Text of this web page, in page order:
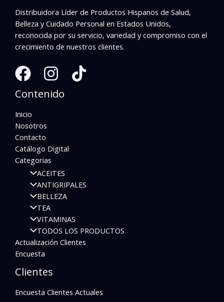
Distribuidora Líder de Productos Hispanos de Salud,
Belleza y Cuidado Personal en Estados Unidos,
reconocida por su servicio, variedad y compromiso con el
crecimiento de nuestros clientes.
Contenido
Inicio
Nosotros
Contacto
Catálogo Digital
Categorias
ACEITES
ANTIGRIPALES
BELLEZA
TEA
VITAMINAS
TODOS LOS PRODUCTOS
Actualización Clientes
Encuesta
Clientes
Encuesta Clientes Actuales